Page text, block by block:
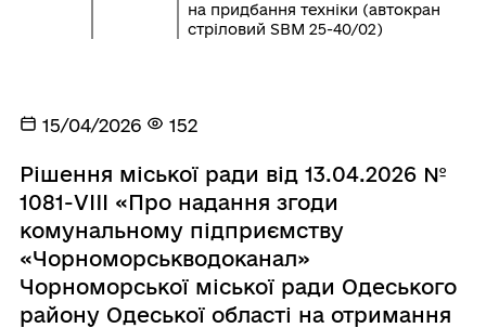
на придбання техніки (автокран
стріловий SBM 25-40/02)
15/04/2026 152
Рішення міської ради від 13.04.2026 №
1081-VIII «Про надання згоди
комунальному підприємству
«Чорноморськводоканал»
Чорноморської міської ради Одеського
району Одеської області на отримання